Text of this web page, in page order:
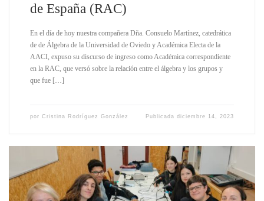
de España (RAC)
En el día de hoy nuestra compañera Dña. Consuelo Martínez, catedrática
de de Álgebra de la Universidad de Oviedo y Académica Electa de la
AACI, expuso su discurso de ingreso como Académica correspondiente
en la RAC, que versó sobre la relación entre el álgebra y los grupos y
que fue […]
por Cristina Rodríguez González Publicadadiciembre 14, 2023